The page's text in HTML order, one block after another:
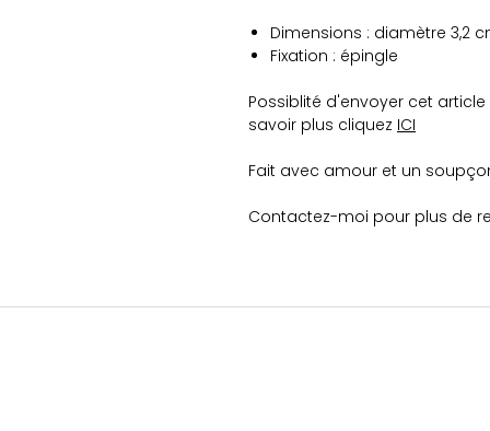
Dimensions : diamètre 3,2
Fixation : épingle
Possiblité d'envoyer cet
savoir plus cliquez ICI
Fait avec amour et un
Contactez-moi pour plus de